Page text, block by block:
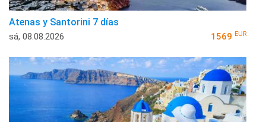
Atenas y Santorini 7 días
sá, 08.08.2026 1569 EUR